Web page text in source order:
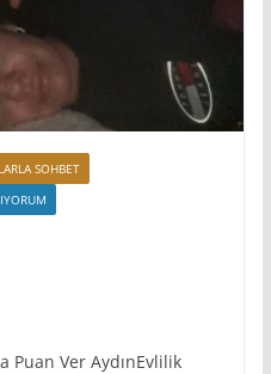
SOHBET
Puan Ver AydınEvlilik